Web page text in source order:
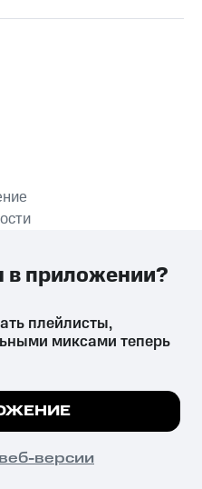
причиняет вред здоровью,
влечёт установленную
на сайте все
плейлисты,
миксами теперь
версии